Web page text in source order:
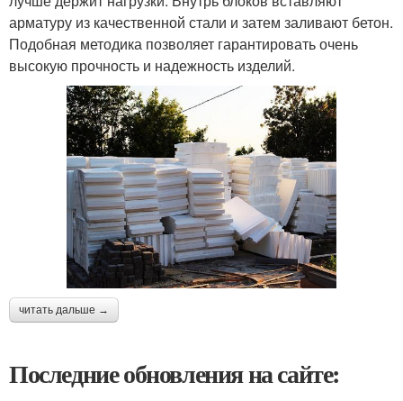
арматуру из качественной стали и затем заливают бетон.
Подобная методика позволяет гарантировать очень
высокую прочность и надежность изделий.
читать дальше →
Последние обновления на сайте: